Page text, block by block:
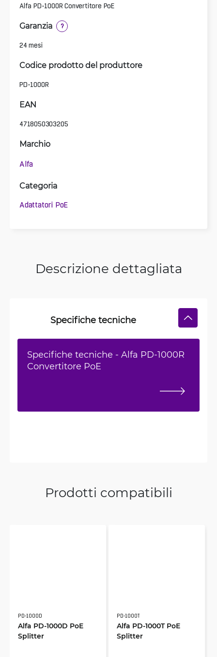
Alfa PD-1000R Convertitore PoE
Garanzia ?
24 mesi
Codice prodotto del produttore
PD-1000R
EAN
4718050303205
Marchio
Alfa
Categoria
Adattatori PoE
Descrizione dettagliata
Specifiche tecniche
Specifiche tecniche - Alfa PD-1000R
Convertitore PoE
Prodotti compatibili
PD-1000D
Alfa PD-1000D PoE
Splitter
PD-1000T
Alfa PD-1000T PoE
Splitter